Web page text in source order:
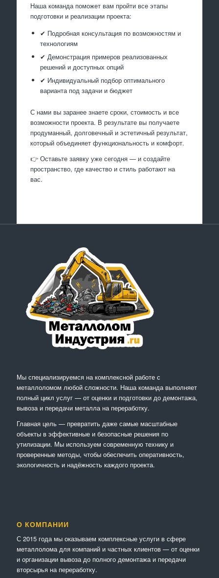
Наша команда поможет вам пройти все этапы
подготовки и реализации проекта:
✔ Подробная консультация по возможностям и
технологиям
✔ Демонстрация примеров реализованных
решений и доступных опций
✔ Индивидуальный подбор оптимального
варианта под задачи и бюджет
С нами вы заранее знаете сроки, стоимость и все
возможности проекта. В результате вы получаете
продуманный, долговечный и эстетичный результат,
который объединяет функциональность и комфорт.
👉 Оставьте заявку уже сегодня — и создайте
пространство, где качество и стиль работают на
вас.
Мы специализируемся на комплексной работе с
металлоломом любой сложности. Наша команда выполняет
полный цикл услуг — от оценки и подготовки до демонтажа,
вывоза и передачи металла на переработку.
Главная цель — превратить даже самые масштабные
объекты в эффективные и безопасные решения по
утилизации. Мы используем современную технику и
проверенные методы, чтобы обеспечить оперативность,
экологичность и надёжность каждого проекта.
О КОМПАНИИ
С 2015 года мы оказываем комплексные услуги в сфере
металлолома для компаний и частных клиентов — от оценки
и организации вывоза до полного демонтажа и передачи
вторсырья на переработку.